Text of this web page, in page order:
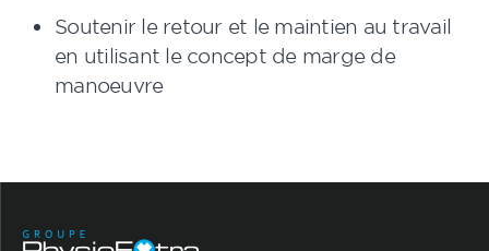
Soutenir le retour et le maintien au travail
en utilisant le concept de marge de
manoeuvre